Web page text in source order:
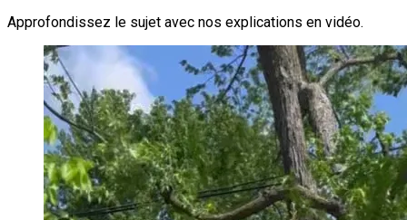
Approfondissez le sujet avec nos explications en vidéo.